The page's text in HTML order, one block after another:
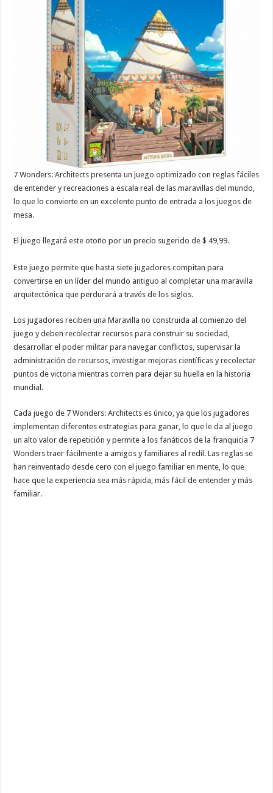
7 Wonders: Architects presenta un juego optimizado con reglas fáciles
de entender y recreaciones a escala real de las maravillas del mundo,
lo que lo convierte en un excelente punto de entrada a los juegos de
mesa.
El juego llegará este otoño por un precio sugerido de $ 49,99.
Este juego permite que hasta siete jugadores compitan para
convertirse en un líder del mundo antiguo al completar una maravilla
arquitectónica que perdurará a través de los siglos.
Los jugadores reciben una Maravilla no construida al comienzo del
juego y deben recolectar recursos para construir su sociedad,
desarrollar el poder militar para navegar conflictos, supervisar la
administración de recursos, investigar mejoras científicas y recolectar
puntos de victoria mientras corren para dejar su huella en la historia
mundial.
Cada juego de 7 Wonders: Architects es único, ya que los jugadores
implementan diferentes estrategias para ganar, lo que le da al juego
un alto valor de repetición y permite a los fanáticos de la franquicia 7
Wonders traer fácilmente a amigos y familiares al redil. Las reglas se
han reinventado desde cero con el juego familiar en mente, lo que
hace que la experiencia sea más rápida, más fácil de entender y más
familiar.